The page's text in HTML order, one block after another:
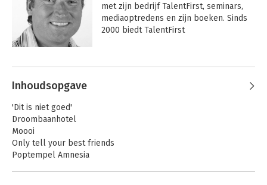
met zijn bedrijf TalentFirst, seminars,
mediaoptredens en zijn boeken. Sinds
2000 biedt TalentFirst
theoretische managementboeken over
Andere boeken door Huub van
Zwieten
Inhoudsopgave
'Dit is niet goed'
Droombaanhotel
Moooi
Only tell your best friends
Poptempel Amnesia